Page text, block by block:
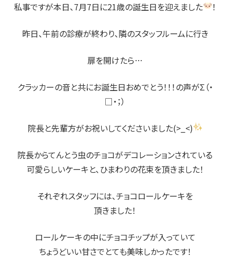
私事ですが本日、7月7日に21歳の誕生日を迎えました ！
昨日、午前の診療が終わり、隣のスタッフルームに行き
扉を開けたら…
クラッカーの音と共にお誕生日おめでとう！！！の声がΣ（・
□・；）
院長と先輩方がお祝いしてくださいました(>_<)
院長からてんとう虫のチョコがデコレーションされている
可愛らしいケーキと、ひまわりの花束を頂きました！
それぞれスタッフには、チョコロールケーキを
頂きました！
ロールケーキの中にチョコチップが入っていて
ちょうどいい甘さでとても美味しかったです！